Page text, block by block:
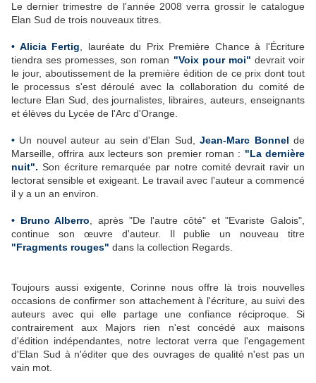
Le dernier trimestre de l'année 2008 verra grossir le catalogue
Elan Sud de trois nouveaux titres.
• Alicia Fertig , lauréate du Prix Première Chance à l'Écriture
tiendra ses promesses, son roman "Voix pour moi" devrait voir
le jour, aboutissement de la première édition de ce prix dont tout
le processus s'est déroulé avec la collaboration du comité de
lecture Elan Sud, des journalistes, libraires, auteurs, enseignants
et élèves du Lycée de l'Arc d'Orange.
• Un nouvel auteur au sein d'Elan Sud,Jean-Marc Bonnel de
Marseille, offrira aux lecteurs son premier roman : "La dernière
nuit". Son écriture remarquée par notre comité devrait ravir un
lectorat sensible et exigeant. Le travail avec l'auteur a commencé
il y a un an environ.
• Bruno Alberro , après "De l'autre côté" et "Evariste Galois",
continue son œuvre d'auteur. Il publie un nouveau titre
"Fragments rouges" dans la collection Regards.
Toujours aussi exigente, Corinne nous offre là trois nouvelles
occasions de confirmer son attachement à l'écriture, au suivi des
auteurs avec qui elle partage une confiance réciproque. Si
contrairement aux Majors rien n'est concédé aux maisons
d'édition indépendantes, notre lectorat verra que l'engagement
d'Elan Sud à n'éditer que des ouvrages de qualité n'est pas un
vain mot.